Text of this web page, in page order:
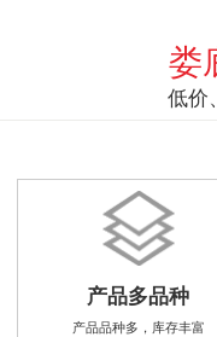
娄
低价
产品多品种
产品品种多，库存丰富